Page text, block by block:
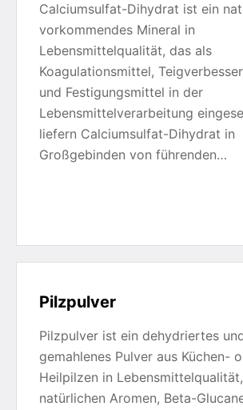
Calciumsulfat-Dihydrat ist ein
vorkommendes Mineral in
Lebensmittelqualität, das als
Koagulationsmittel,
und Festigungsmittel in der
Lebensmittelverarbeitung
liefern Calciumsulfat-Dihydrat in
Großgebinden von führenden…
Pilzpulver
Pilzpulver ist ein dehydriertes
gemahlenes Pulver aus Küchen-
Heilpilzen in
natürlichen Aromen, Beta-